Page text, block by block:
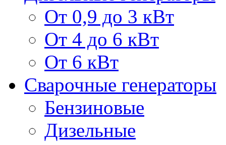
От 0,9 до 3 кВт
От 4 до 6 кВт
От 6 кВт
Сварочные генераторы
Бензиновые
Дизельные